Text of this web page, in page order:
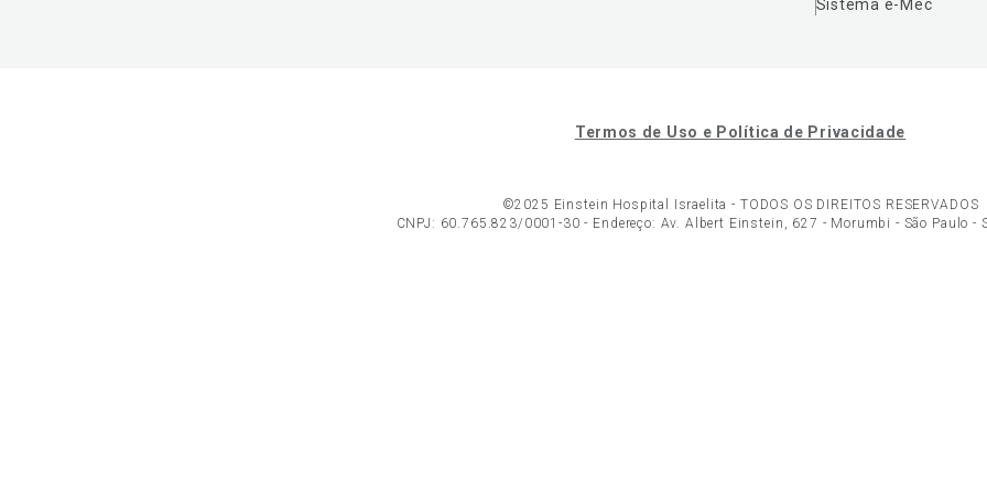
Sistema e-Mec
Termos de Uso e Política de Privacidade
©2025 Einstein Hospital Israelita - TODOS OS DIREITOS RESERVADOS
CNPJ: 60.765.823/0001-30 - Endereço: Av. Albert Einstein, 627 - Morumbi - São Paulo -